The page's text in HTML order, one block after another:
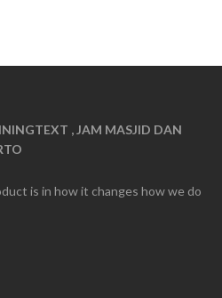
is in how it changes how we do